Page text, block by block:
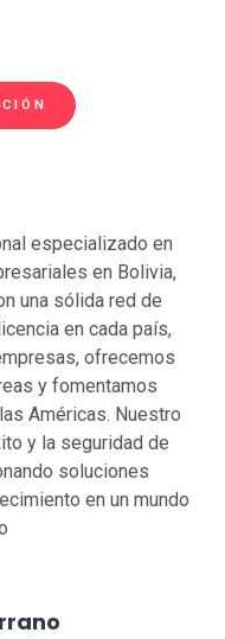
especializado en
en Bolivia,
una sólida red de
en cada país,
ofrecemos
y fomentamos
Américas. Nuestro
y la seguridad de
soluciones
en un mundo